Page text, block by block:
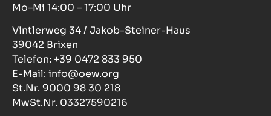
Mo–Mi 14:00 – 17:00 Uhr
Vintlerweg 34 / Jakob-Steiner-Haus
39042 Brixen
Telefon: +39 0472 833 950
E-Mail: info@oew.org
St.Nr. 9000 98 30 218
MwSt.Nr. 03327590216